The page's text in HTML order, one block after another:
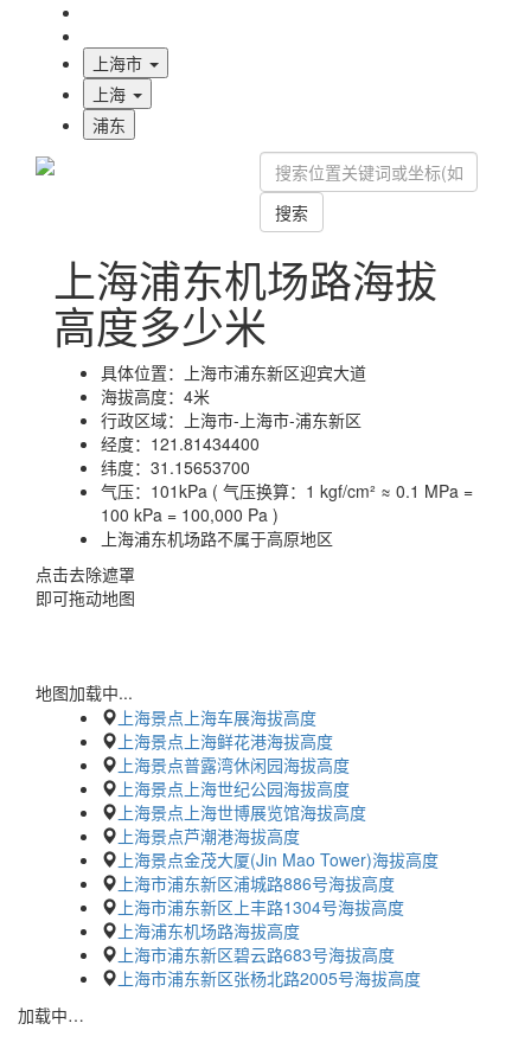
上海市
上海
浦东
搜索
上海浦东机场路海拔
高度多少米
具体位置：
上海市浦东新区迎宾大道
海拔高度： 4米
行政区域：
上海市-上海市-浦东新区
经度： 121.81434400
纬度： 31.15653700
气压： 101kPa ( 气压换算：1 kgf/cm² ≈ 0.1 MPa =
100 kPa = 100,000 Pa )
上海浦东机场路不属于高原地区
点击去除遮罩
即可拖动地图
地图加载中...
上海景点上海车展海拔高度
上海景点上海鲜花港海拔高度
上海景点普露湾休闲园海拔高度
上海景点上海世纪公园海拔高度
上海景点上海世博展览馆海拔高度
上海景点芦潮港海拔高度
上海景点金茂大厦(Jin Mao Tower)海拔高度
上海市浦东新区浦城路886号海拔高度
上海市浦东新区上丰路1304号海拔高度
上海浦东机场路海拔高度
上海市浦东新区碧云路683号海拔高度
上海市浦东新区张杨北路2005号海拔高度
加载中…